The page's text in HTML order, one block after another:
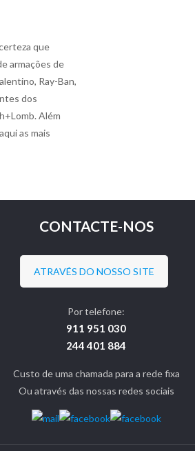
que
armações de
Ray-Ban,
dos
Além
as mais
CONTACTE-NOS
ATRAVÉS DO NOSSO SITE
Por telefone:
911 951 030
244 401 884
Custo de uma chamada para a rede fixa
Ou através das nossas redes sociais